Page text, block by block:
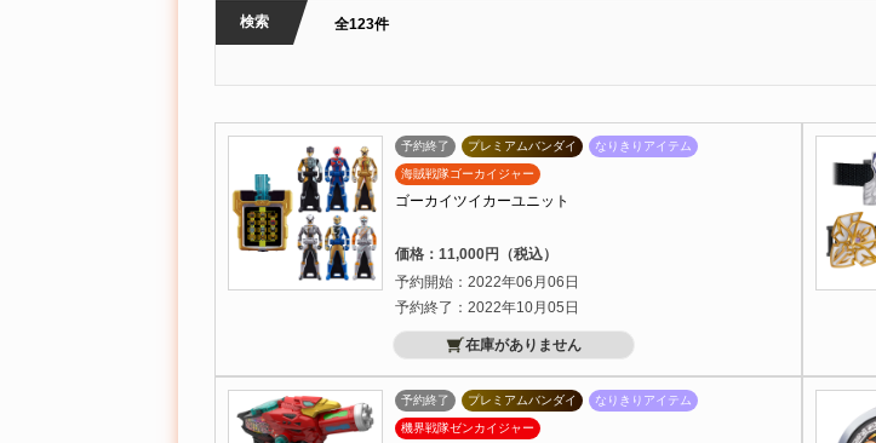
検索 全123件
予約終了 プレミアムバンダイ なりきりアイテム
海賊戦隊ゴーカイジャー
ゴーカイツイカーユニット
価格：11,000円（税込）
予約開始：2022年06月06日
予約終了：2022年10月05日
在庫がありません
予約終了 プレミアムバンダイ なりきりアイテム
機界戦隊ゼンカイジャー